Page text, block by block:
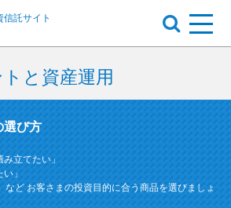
信託サイト
と資産運用
選び方
立てたい」
」
など お客さまの投資目的に合う商品を選びましょ